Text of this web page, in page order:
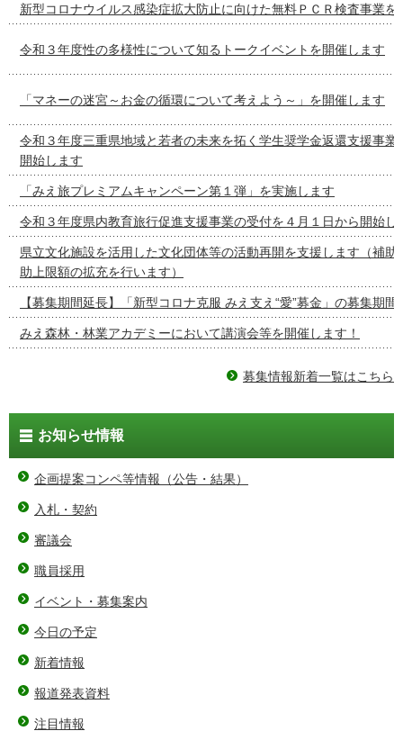
新型コロナウイルス感染症拡大防止に向けた無料ＰＣＲ検査事業を
令和３年度性の多様性について知るトークイベントを開催します
「マネーの迷宮～お金の循環について考えよう～」を開催します
令和３年度三重県地域と若者の未来を拓く学生奨学金返還支援事業
開始します
「みえ旅プレミアムキャンペーン第１弾」を実施します
令和３年度県内教育旅行促進支援事業の受付を４月１日から開始し
県立文化施設を活用した文化団体等の活動再開を支援します（補助
助上限額の拡充を行います）
【募集期間延長】「新型コロナ克服 みえ支え“愛”募金」の募集期
みえ森林・林業アカデミーにおいて講演会等を開催します！
募集情報新着一覧はこちら
お知らせ情報
企画提案コンペ等情報（公告・結果）
入札・契約
審議会
職員採用
イベント・募集案内
今日の予定
新着情報
報道発表資料
注目情報